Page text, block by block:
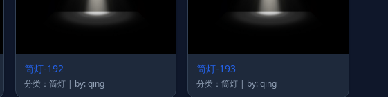
筒灯-192
分类：筒灯 | by: qing
筒灯-193
分类：筒灯 | by: qing